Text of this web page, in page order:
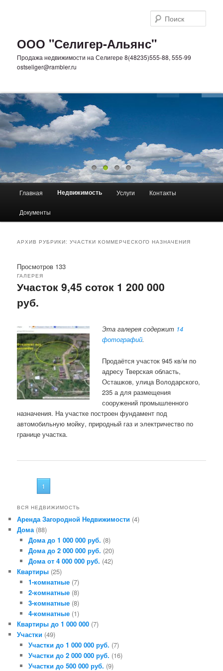
ООО "Селигер-Альянс"
Продажа недвижимости на Селигере 8(48235)555-88, 555-99
ostseliger@rambler.ru
Перейти к основному содержимому
Перейти к дополнительному содержимому
Главная Недвижимость Услуги Контакты
Документы
АРХИВ РУБРИКИ:УЧАСТКИ КОММЕРЧЕСКОГО НАЗНАЧЕНИЯ
Просмотров 133
Участок 9,45 соток 1 200 000
руб.
ГАЛЕРЕЯ
Эта галерея содержит 14
фотографий.
Продаётся участок 945 кв/м по
адресу Тверская область,
Осташков, улица Володарского,
235 а для размещения
сооружений промышленного
назначения. На участке построен фундамент под
автомобильную мойку, природный газ и электричество по
границе участка.
1
ВСЯ НЕДВИЖИМОСТЬ
Аренда Загородной Недвижимости (4)
Дома(88)
Дома до 1 000 000 руб. (8)
Дома до 2 000 000 руб. (20)
Дома от 4 000 000 руб. (42)
Квартиры (25)
1-комнатные(7)
2-комнатные(8)
3-комнатные(8)
4-комнатные(1)
Квартиры до 1 000 000 (7)
Участки (49)
Участки до 1 000 000 руб. (7)
Участки до 2 000 000 руб. (16)
Участки до 500 000 руб. (9)